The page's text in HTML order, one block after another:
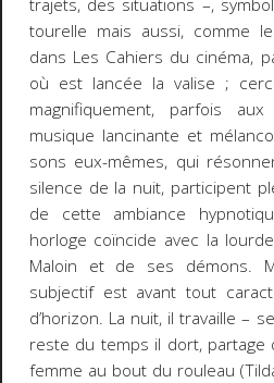
tourelle mais aussi, comme
dans Les Cahiers du cinéma,
où est lancée la valise ;
magnifiquement, parfois
musique lancinante et
sons eux-mêmes, qui
silence de la nuit, participent
de cette ambiance
horloge coïncide avec la
Maloin et de ses démons.
subjectif est avant tout
d’horizon. La nuit, il travaille –
reste du temps il dort, partage
femme au bout du rouleau